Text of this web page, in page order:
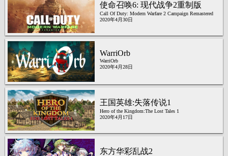
使命召唤6: 现代战争2重制版
Call Of Duty: Modern Warfare 2 Campaign Remastered
2020年4月30日
WarriOrb
WarriOrb
2020年4月28日
王国英雄:失落传说1
Hero of the Kingdom:The Lost Tales 1
2020年4月17日
东方华彩乱战2